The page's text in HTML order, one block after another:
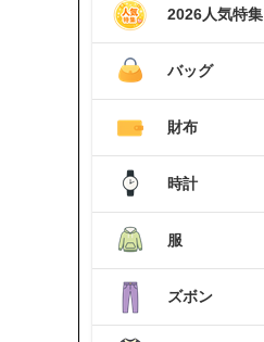
2026人気特集
バッグ
財布
時計
服
ズボン